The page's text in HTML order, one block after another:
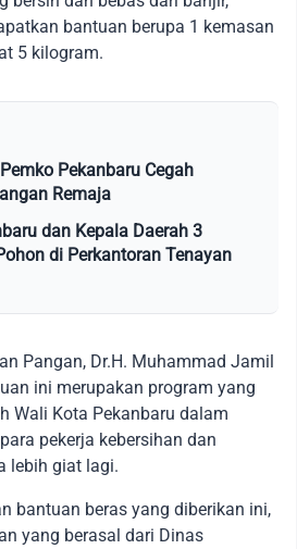
bantuan berupa 1 kemasan
5 kilogram.
Pekanbaru Cegah
Remaja
dan Kepala Daerah 3
di Perkantoran Tenayan
Pangan, Dr.H. Muhammad Jamil
ini merupakan program yang
Wali Kota Pekanbaru dalam
pekerja kebersihan dan
lebih giat lagi.
bantuan beras yang diberikan ini,
yang berasal dari Dinas